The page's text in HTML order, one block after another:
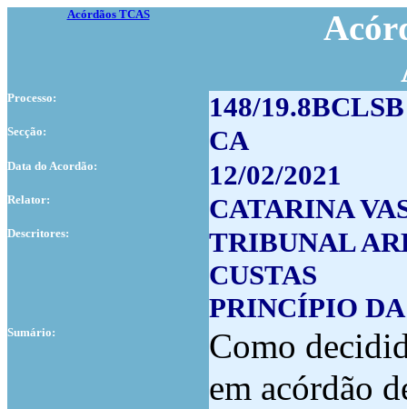
Acórdãos TCAS
Processo: 148/19.8BCLSB
Secção: CA
Data do Acordão: 12/02/2021
Relator: CATARINA
Descritores:
TRIBUNAL
CUSTAS
PRINCÍPIO
Sumário:
Como
em acórdão